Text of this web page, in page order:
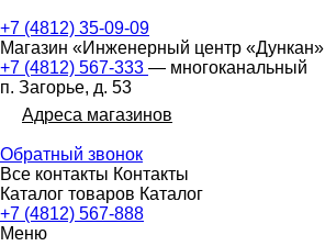
+7 (4812) 35-09-09
Магазин «Инженерный центр «Дункан»
+7 (4812) 567-333 — многоканальный
п. Загорье, д. 53
Адреса магазинов
Обратный звонок
Все контакты Контакты
Каталог товаров Каталог
+7 (4812) 567-888
Меню